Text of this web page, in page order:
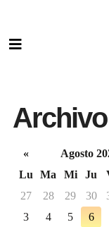
«
Agosto
Lu
Ma Mi Ju
27
28 29 30
3
4 5 6